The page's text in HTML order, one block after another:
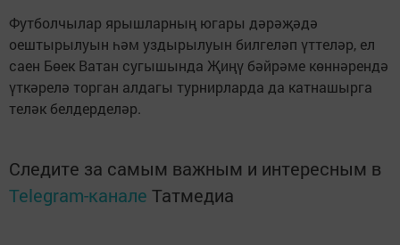
Футболчылар ярышларның югары дәрәҗәдә
оештырылуын һәм уздырылуын билгеләп үттеләр, ел
саен Бөек Ватан сугышында Җиңү бәйрәме көннәрендә
үткәрелә торган алдагы турнирларда да катнашырга
теләк белдерделәр.
Следите за самым важным и интересным в
Telegram-канале Татмедиа